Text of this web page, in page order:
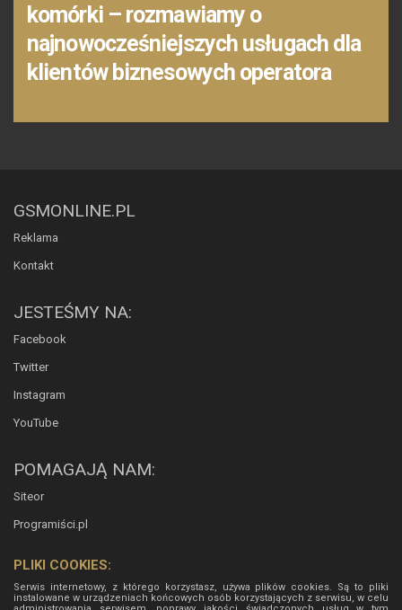
komórki – rozmawiamy o
najnowocześniejszych usługach dla
klientów biznesowych operatora
GSMONLINE.PL
Reklama
Kontakt
JESTEŚMY NA:
Facebook
Twitter
Instagram
YouTube
POMAGAJĄ NAM:
Siteor
Programiści.pl
PLIKI COOKIES:
Serwis internetowy, z którego korzystasz, używa plików cookies. Są to pliki
instalowane w urządzeniach końcowych osób korzystających z serwisu, w celu